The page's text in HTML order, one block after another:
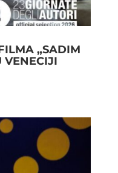
„SADIM
VENECIJI